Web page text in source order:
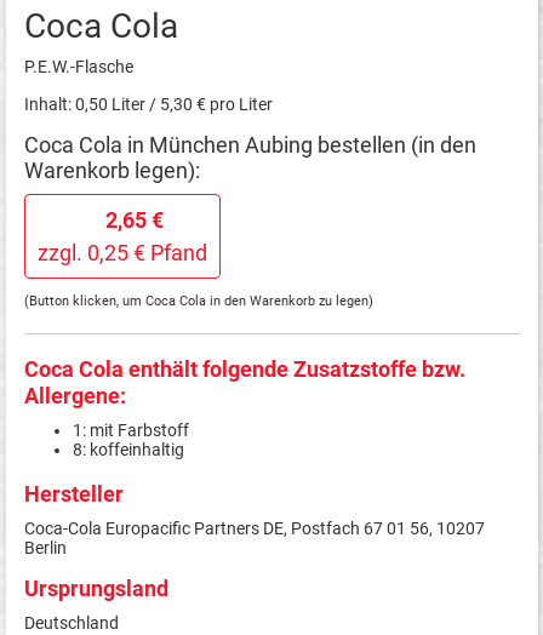
Coca Cola
P.E.W.-Flasche
Inhalt: 0,50 Liter / 5,30 € pro Liter
Coca Cola in München Aubing bestellen (in den
Warenkorb legen):
2,65 €
zzgl. 0,25 € Pfand
(Button klicken, um Coca Cola in den Warenkorb zu legen)
Coca Cola enthält folgende Zusatzstoffe bzw.
Allergene:
1: mit Farbstoff
8: koffeinhaltig
Hersteller
Coca-Cola Europacific Partners DE, Postfach 67 01 56, 10207
Berlin
Ursprungsland
Deutschland